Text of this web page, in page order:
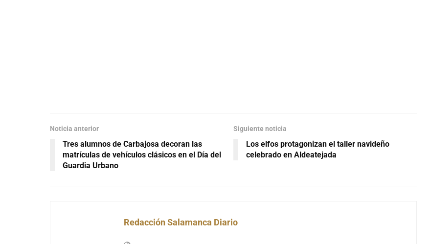
Noticia anterior
Tres alumnos de Carbajosa decoran las
matrículas de vehículos clásicos en el Día del
Guardia Urbano
Siguiente noticia
Los elfos protagonizan el taller navideño
celebrado en Aldeatejada
Redacción Salamanca Diario